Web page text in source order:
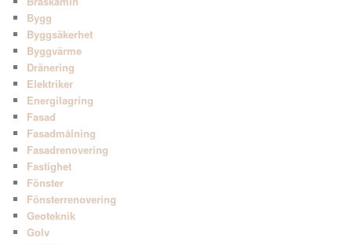
Bygg
Byggsäkerhet
Byggvärme
Dränering
Elektriker
Energilagring
Fasad
Fasadmålning
Fasadrenovering
Fastighet
Fönster
Fönsterrenovering
Geoteknik
Golv